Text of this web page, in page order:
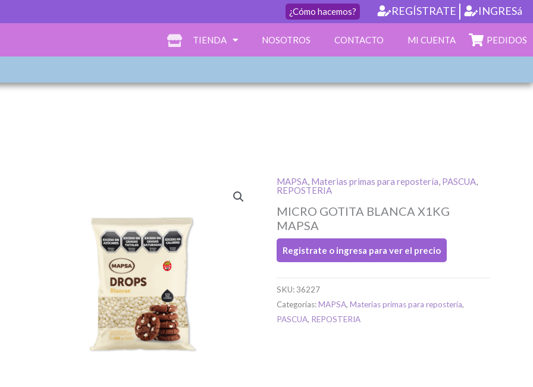
¿Cómo hacemos? REGÍSTRATE INGRESá
TIENDA NOSOTROS CONTACTO MI CUENTA PEDIDOS
MAPSA, Materias primas para repostería, PASCUA,
REPOSTERIA
MICRO GOTITA BLANCA X1KG
MAPSA
Registrate o ingresa para ver el precio
SKU:36227
Categorías:MAPSA, Materias primas para repostería,
PASCUA, REPOSTERIA